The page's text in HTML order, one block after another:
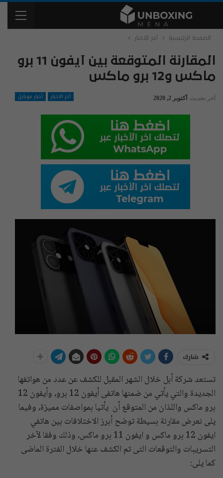
الصفحة الرئيسية آخر الاخبار
المقارنة المتوقعة بين آيفون 11 برو
ماكس و12 برو ماكس
آخر الاخبار أخبار موبايل آخر تحديث أكتوبر 2, 2020
شارك
تستعد شركة أبل خلال الشهر المقبل للكشف عن عدد من هواتفها
الجديدة والتي يأتي من ضمنها هاتفى أيفون 12 برو، وأيفون 12
برو ماكس واللذان من المتوقع أن يأتيا بمواصفات مميزة، وفيما
يلى نعرض مقارنة بسيطة توضح أبرز الاختلافات بين هاتفي
ايفون 12 برو ماكس و ايفون 11 برو ماكس، وذلك وفقا لآخر
التسريبات والتوقعات التى تم الكشف عنها خلال الفترة الماضى
كما يلى: